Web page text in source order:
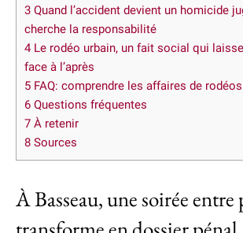
3 Quand l’accident devient un homicide
cherche la responsabilité
4 Le rodéo urbain, un fait social qui
face à l’après
5 FAQ: comprendre les affaires de
6 Questions fréquentes
7 À retenir
8 Sources
À Basseau, une soirée entre